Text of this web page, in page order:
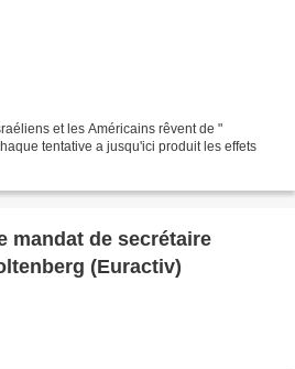
et les Américains rêvent de "
tentative a jusqu'ici produit les effets
mandat de secrétaire
(Euractiv)